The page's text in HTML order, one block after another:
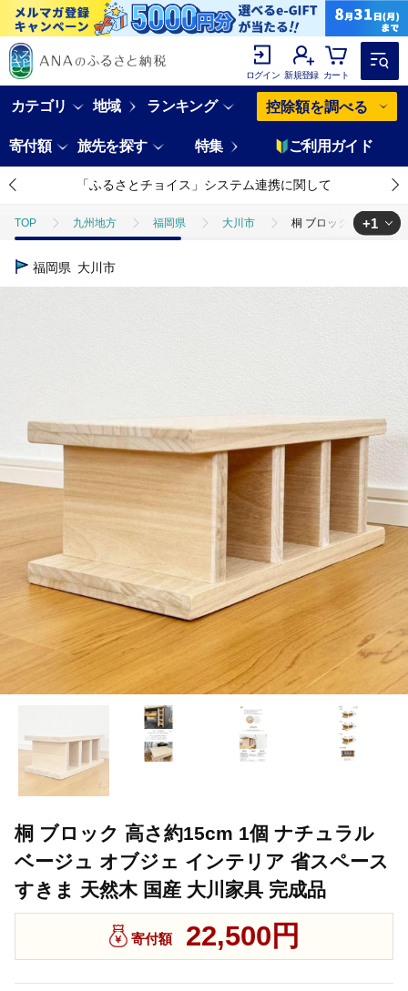
ログイン 新規登録 カート
カテゴリ 地域 ランキング 控除額を調べる
寄付額 旅先を探す 特集 ご利用ガイド
「ふるさとチョイス」システム連携に関して
TOP 九州地方 福岡県 大川市 桐 ブロック 高さ約
TOP
+1
福岡県 大川市
桐 ブロック 高さ約15cm 1個 ナチュラル
ベージュ オブジェ インテリア 省スペース
すきま 天然木 国産 大川家具 完成品
寄付額 22,500円